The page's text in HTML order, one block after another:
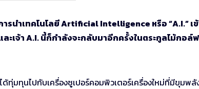
นำเทคโนโลยี Artificial Intelligence หรือ “A.I.” เ
เจ้า A.I. นี้ก็กำลังจะกลับมาอีกครั้งในตระกูลไม้กอล์
ทุ่มทุนไปกับเครื่องซูเปอร์คอมพิวเตอร์เครื่องใหม่ที่มีขุมพลั